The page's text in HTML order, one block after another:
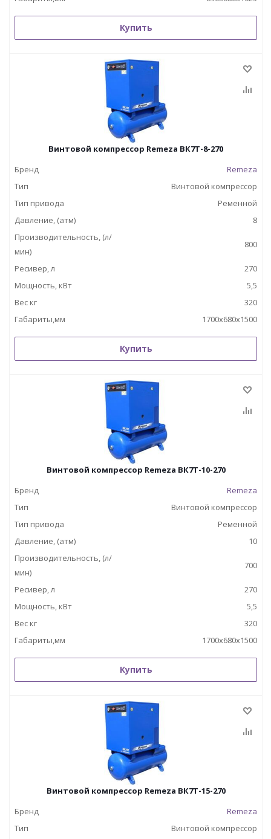
Купить
Винтовой компрессор Remeza ВК7Т-8-270
Бренд
Remeza
Тип
Винтовой компрессор
Тип привода
Ременной
Давление, (атм)
8
Производительность, (л/
мин)
800
Ресивер, л
270
Мощность, кВт
5,5
Вес кг
320
Габариты,мм
1700х680х1500
Купить
Винтовой компрессор Remeza ВК7Т-10-270
Бренд
Remeza
Тип
Винтовой компрессор
Тип привода
Ременной
Давление, (атм)
10
Производительность, (л/
мин)
700
Ресивер, л
270
Мощность, кВт
5,5
Вес кг
320
Габариты,мм
1700х680х1500
Купить
Винтовой компрессор Remeza ВК7Т-15-270
Бренд
Remeza
Тип
Винтовой компрессор